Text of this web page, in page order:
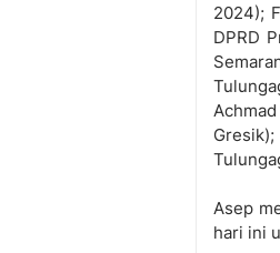
2024);
DPRD
Asep
hari ini